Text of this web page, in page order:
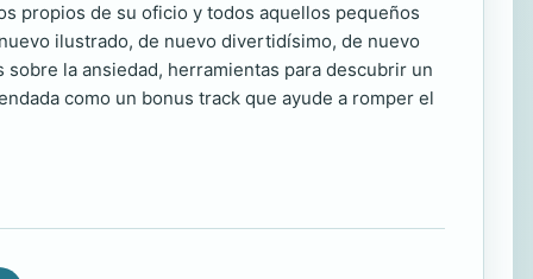
propios de su oficio y todos aquellos pequeños
ilustrado, de nuevo divertidísimo, de nuevo
la ansiedad, herramientas para descubrir un
como un bonus track que ayude a romper el